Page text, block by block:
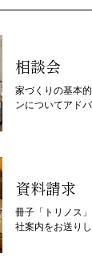
相談会
家づくりの基本
ンについてアド
資料請求
冊子「トリノス
社案内をお送りし